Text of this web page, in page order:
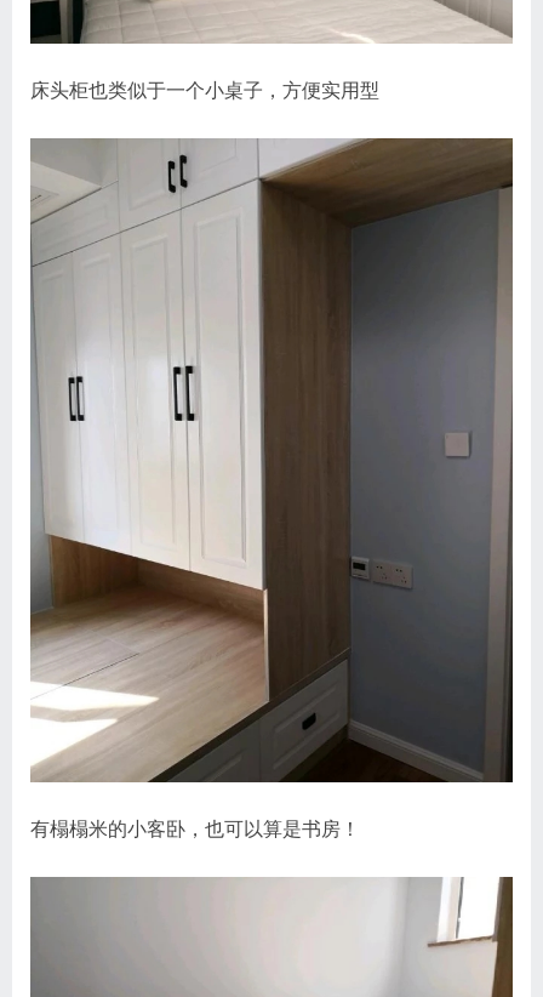
床头柜也类似于一个小桌子，方便实用型
有榻榻米的小客卧，也可以算是书房！